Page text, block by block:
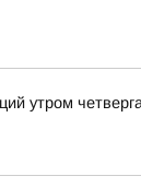
утром